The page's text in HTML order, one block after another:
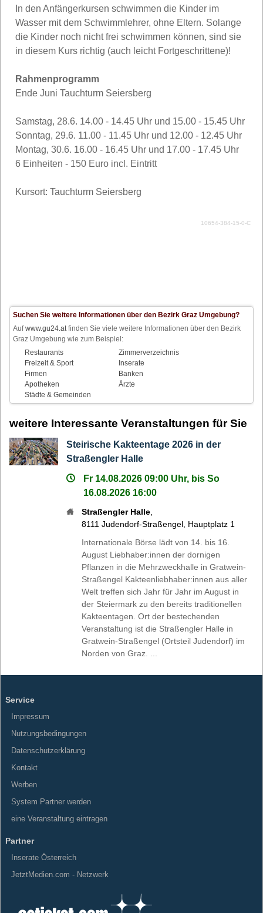
In den Anfängerkursen schwimmen die Kinder im
Wasser mit dem Schwimmlehrer, ohne Eltern. Solange
die Kinder noch nicht frei schwimmen können, sind sie
in diesem Kurs richtig (auch leicht Fortgeschrittene)!
Rahmenprogramm
Ende Juni Tauchturm Seiersberg
Samstag, 28.6. 14.00 - 14.45 Uhr und 15.00 - 15.45 Uhr
Sonntag, 29.6. 11.00 - 11.45 Uhr und 12.00 - 12.45 Uhr
Montag, 30.6. 16.00 - 16.45 Uhr und 17.00 - 17.45 Uhr
6 Einheiten - 150 Euro incl. Eintritt
Kursort: Tauchturm Seiersberg
10654-384-15-0-C
Suchen Sie weitere Informationen über den Bezirk Graz Umgebung?
Aufwww.gu24.atfinden Sie viele weitere Informationen über den Bezirk
Graz Umgebung wie zum Beispiel:
Restaurants
Zimmerverzeichnis
Freizeit & Sport
Inserate
Firmen
Banken
Apotheken
Ärzte
Städte & Gemeinden
weitere Interessante Veranstaltungen für Sie
Steirische Kakteentage 2026 in der
Straßengler Halle
Fr 14.08.2026 09:00 Uhr, bis So
16.08.2026 16:00
Straßengler Halle
8111 Judendorf-Straßengel Hauptplatz 1
Internationale Börse lädt von 14. bis 16.
August Liebhaber:innen der dornigen
Pflanzen in die Mehrzweckhalle in Gratwein-
Straßengel Kakteenliebhaber:innen aus aller
Welt treffen sich Jahr für Jahr im August in
der Steiermark zu den bereits traditionellen
Kakteentagen. Ort der bestechenden
Veranstaltung ist die Straßengler Halle in
Gratwein-Straßengel (Ortsteil Judendorf) im
Norden von Graz. ...
Service
Impressum
Nutzungsbedingungen
Datenschutzerklärung
Kontakt
Werben
System Partner werden
eine Veranstaltung eintragen
Partner
Inserate Österreich
JetztMedien.com - Netzwerk